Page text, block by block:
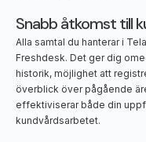
Snabb åtkomst till
Alla samtal du hanterar i
Freshdesk. Det ger dig
historik, möjlighet att
överblick över pågående
effektiviserar både din
kundvårdsarbetet.